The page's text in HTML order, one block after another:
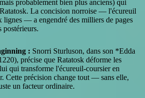
probablement bien plus anciens) qui
La concision norroise — l'écureuil
lignes — a engendré des milliers de pages
postérieurs.
: Snorri Sturluson, dans son *Edda
précise que Ratatosk déforme les
qui transforme l'écureuil-coursier en
Cette précision change tout — sans elle,
un facteur ordinaire.